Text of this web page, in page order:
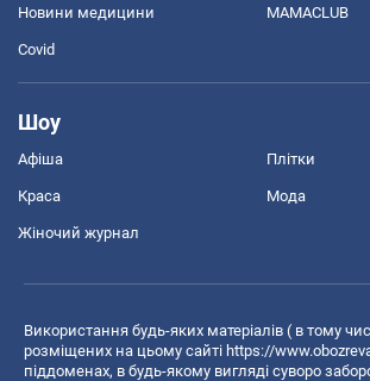
Новини медицини MAMACLUB
Covid
Шоу
Афіша Плітки
Краса Мода
Жіночий журнал
Використання будь-яких матеріалів ( в тому
розміщених на цьому сайті https://
піддоменах, в будь-якому вигляді суворо